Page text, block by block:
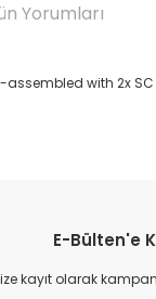
Yorumları
assembled with 2x
görüntülenemiyor.
bulunuyor.
E-Bülten'e
kayıt olarak